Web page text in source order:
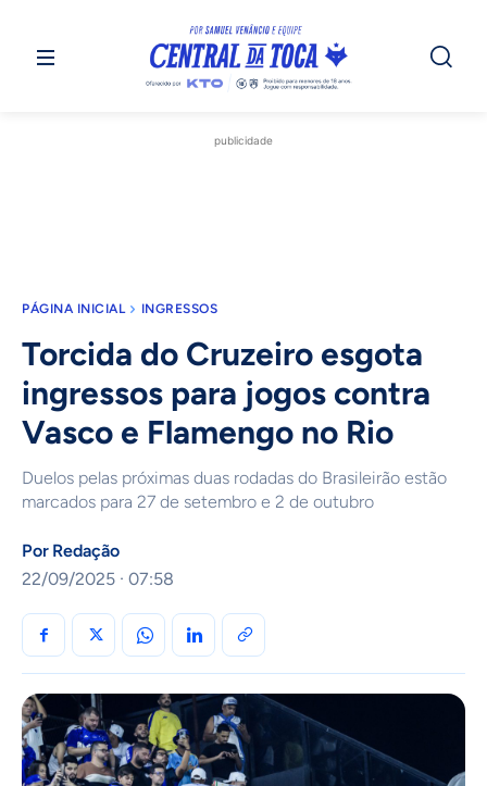
publicidade
PÁGINA INICIAL INGRESSOS
Torcida do Cruzeiro esgota
ingressos para jogos contra
Vasco e Flamengo no Rio
Duelos pelas próximas duas rodadas do Brasileirão estão
marcados para 27 de setembro e 2 de outubro
Por Redação
22/09/2025 · 07:58